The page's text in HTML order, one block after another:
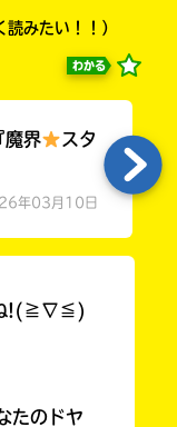
読みたい！！）
わかる
魔界
スタ
年03月10日
ね!(≧∇≦)
たのドヤ